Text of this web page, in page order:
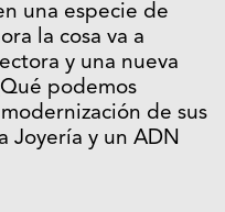
una especie de
la cosa va a
y una nueva
podemos
de sus
Joyería y un ADN